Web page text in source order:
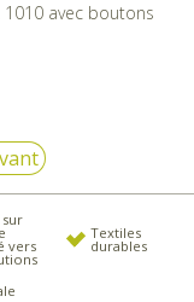
avec boutons
vers
Textiles
durables